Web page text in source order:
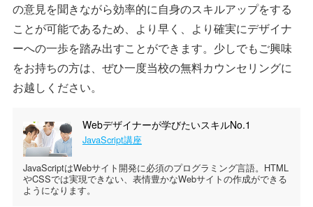
の意見を聞きながら効率的に自身のスキルアップをする
ことが可能であるため、より早く、より確実にデザイナ
ーへの一歩を踏み出すことができます。少しでもご興味
をお持ちの方は、ぜひ一度当校の無料カウンセリングに
お越しください。
Webデザイナーが学びたいスキルNo.1
JavaScript講座
JavaScriptはWebサイト開発に必須のプログラミング言語。HTML
やCSSでは実現できない、表情豊かなWebサイトの作成ができる
ようになります。